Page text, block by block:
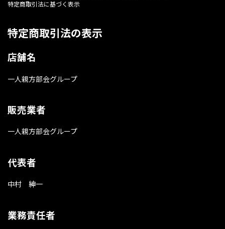
特定商取引法に基づく表示
特定商取引法の表示
店舗名
一人親方部会グループ
販売業者
一人親方部会グループ
代表者
中村 紳一
業務責任者